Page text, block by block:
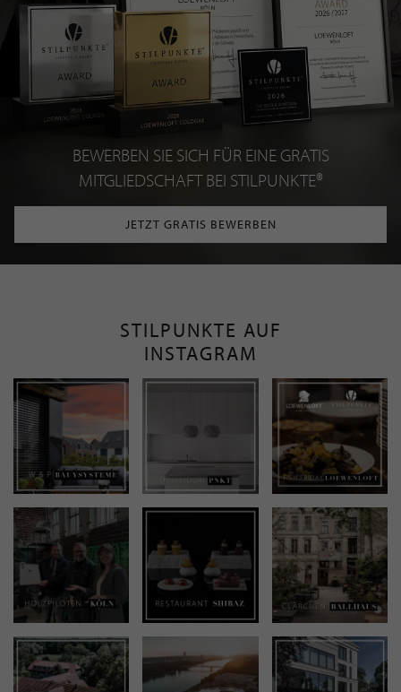
BEWERBEN SIE SICH FÜR EINE GRATIS
MITGLIEDSCHAFT BEI STILPUNKTE®
JETZT GRATIS BEWERBEN
STILPUNKTE AUF
INSTAGRAM